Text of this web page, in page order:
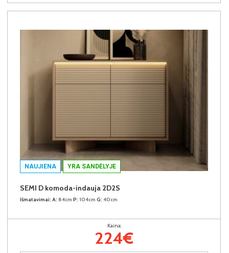
NAUJIENA YRA SANDĖLYJE
SEMI D komoda-indauja 2D2S
Išmatavimai: A: 84cm P: 104cm G: 40cm
Kaina:
224€